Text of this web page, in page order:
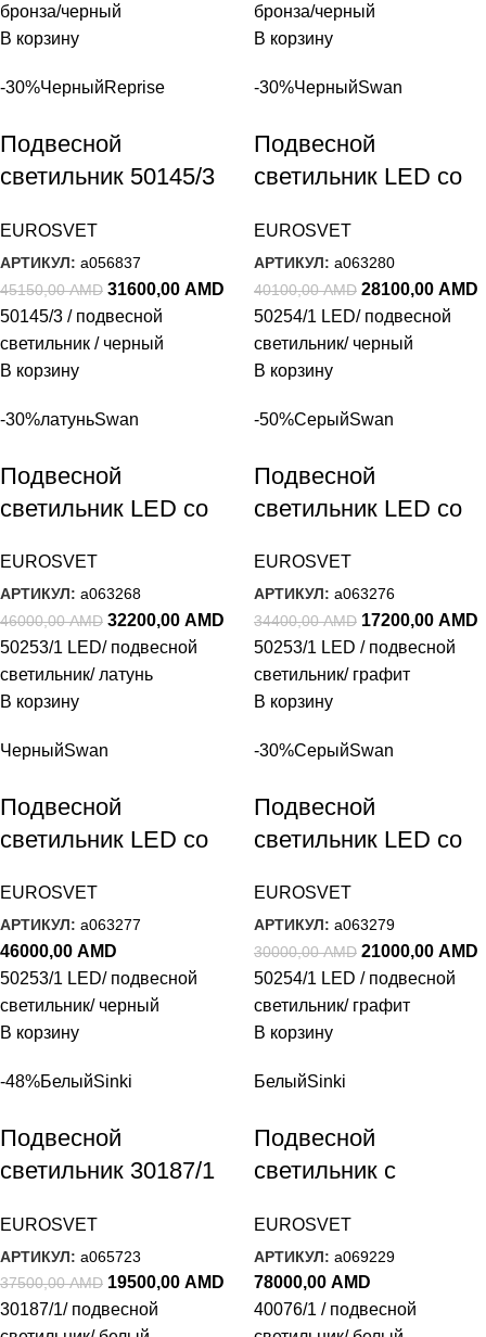
бронза/черный
В корзину
бронза/черный
В корзину
-30%ЧерныйReprise
Подвесной
светильник 50145/3
EUROSVET
АРТИКУЛ: a056837
45150,00AMD 31600,00 AMD
50145/3 / подвесной
светильник / черный
В корзину
-30%ЧерныйSwan
Подвесной
светильник LED со
плафоном 50254/1
LED черный
EUROSVET
АРТИКУЛ: a063280
40100,00AMD 28100,00 AMD
50254/1 LED/ подвесной
светильник/ черный
В корзину
-30%латуньSwan
Подвесной
светильник LED со
плафоном 50253/1
LED латунь
EUROSVET
АРТИКУЛ: a063268
46000,00AMD 32200,00 AMD
50253/1 LED/ подвесной
светильник/ латунь
В корзину
-50%СерыйSwan
Подвесной
светильник LED со
плафоном 50253/1
LED графит
EUROSVET
АРТИКУЛ: a063276
34400,00AMD 17200,00 AMD
50253/1 LED / подвесной
светильник/ графит
В корзину
ЧерныйSwan
Подвесной
светильник LED со
плафоном 50253/1
LED черный
EUROSVET
АРТИКУЛ: a063277
46000,00 AMD
50253/1 LED/ подвесной
светильник/ черный
В корзину
-30%СерыйSwan
Подвесной
светильник LED со
плафоном 50254/1
LED графит
EUROSVET
АРТИКУЛ: a063279
30000,00AMD 21000,00 AMD
50254/1 LED / подвесной
светильник/ графит
В корзину
-48%БелыйSinki
Подвесной
светильник 30187/1
EUROSVET
АРТИКУЛ: a065723
37500,00AMD 19500,00 AMD
30187/1/ подвесной
БелыйSinki
Подвесной
светильник с
плафоном 40076/1
белый
EUROSVET
АРТИКУЛ: a069229
78000,00 AMD
40076/1 / подвесной